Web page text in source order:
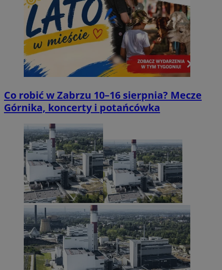
Co robić w Zabrzu 10–16 sierpnia? Mecze
Górnika, koncerty i potańcówka